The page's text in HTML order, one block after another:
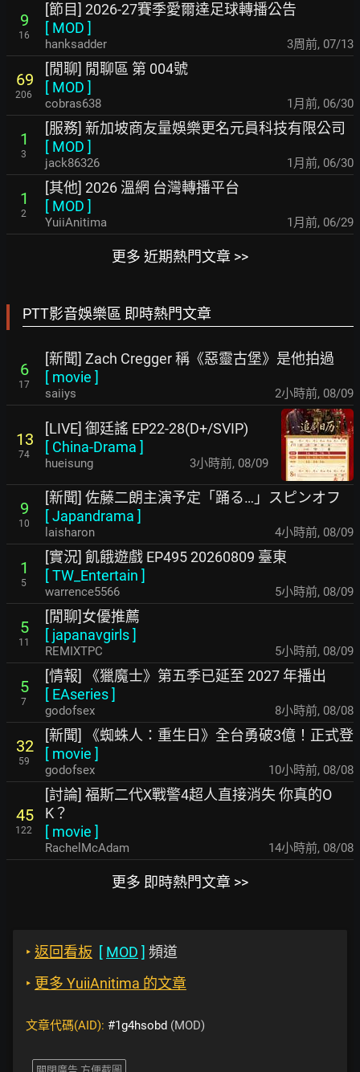
9
16
[節目] 2026-27賽季愛爾達足球轉播公告
[ MOD ]
hanksadder 3周前, 07/13
69
206
[閒聊] 閒聊區 第 004號
[ MOD ]
cobras638 1月前, 06/30
1
3
[服務] 新加坡商友量娛樂更名元員科技有限公司
[ MOD ]
jack86326 1月前, 06/30
1
2
[其他] 2026 溫網 台灣轉播平台
[ MOD ]
YuiiAnitima 1月前, 06/29
更多 近期熱門文章 >>
PTT影音娛樂區 即時熱門文章
6
17
[新聞] Zach Cregger 稱《惡靈古堡》是他拍過
[ movie ]
saiiys 2小時前, 08/09
13
74
[LIVE] 御廷謠 EP22-28(D+/SVIP)
[ China-Drama ]
hueisung 3小時前, 08/09
9
10
[新聞] 佐藤二朗主演予定「踊る…」スピンオフ
[Japandrama ]
laisharon 4小時前, 08/09
1
5
[實況] 飢餓遊戲 EP495 20260809 臺東
[TW_Entertain ]
warrence5566 5小時前, 08/09
5
11
[閒聊]女優推薦
[ japanavgirls]
REMIXTPC 5小時前, 08/09
5
7
[情報] 《獵魔士》第五季已延至 2027 年播出
[ EAseries]
godofsex 8小時前, 08/08
32
59
[新聞] 《蜘蛛人：重生日》全台勇破3億！正式登
[ movie ]
godofsex 10小時前, 08/08
45
122
[討論] 福斯二代X戰警4超人直接消失 你真的O
K？
[ movie ]
RachelMcAdam 14小時前, 08/08
更多 即時熱門文章 >>
‣ 返回看板 [ MOD ] 頻道
‣ 更多 YuiiAnitima 的文章
文章代碼(AID): #1g4hsobd (MOD)